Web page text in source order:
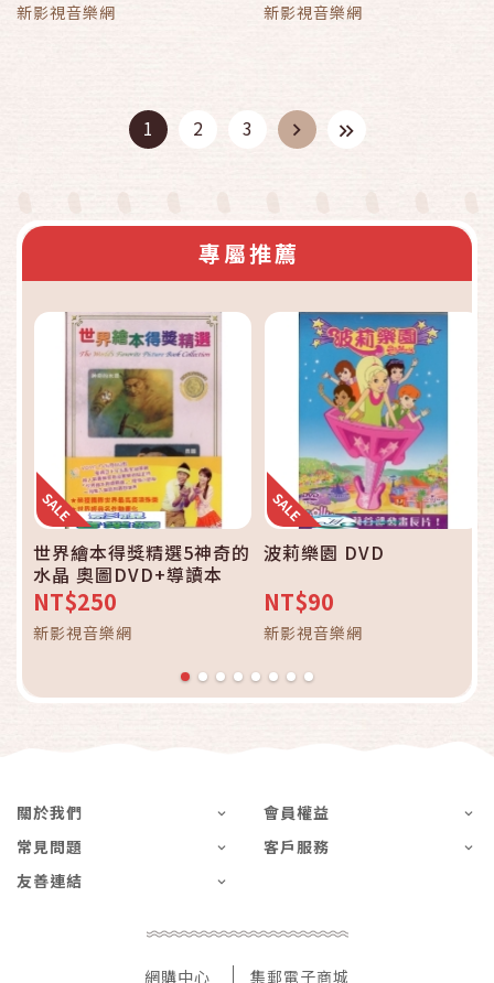
新影視音樂網 新影視音樂網
1 2 3
專屬推薦
世界繪本得獎精選5神奇的
水晶 奧圖DVD+導讀本
NT$250
新影視音樂網
波莉樂園 DVD
NT$90
新影視音樂網
關於我們
會員權益
常見問題
客戶服務
友善連結
網購中心 集郵電子商城